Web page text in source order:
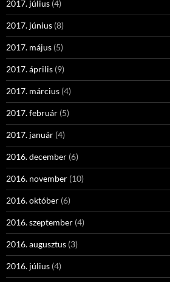
2017. július (4)
2017. június (8)
2017. május (5)
2017. április (9)
2017. március (4)
2017. február (5)
2017. január (4)
2016. december (6)
2016. november (10)
2016. október (6)
2016. szeptember (4)
2016. augusztus (3)
2016. július (4)